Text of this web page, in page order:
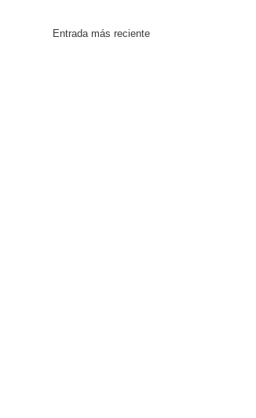
Entrada más reciente